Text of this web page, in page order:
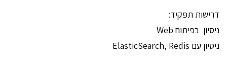
דרישות תפקיד:
ניסיון בפיתוח Web
ניסיון עם ElasticSearch, Redis